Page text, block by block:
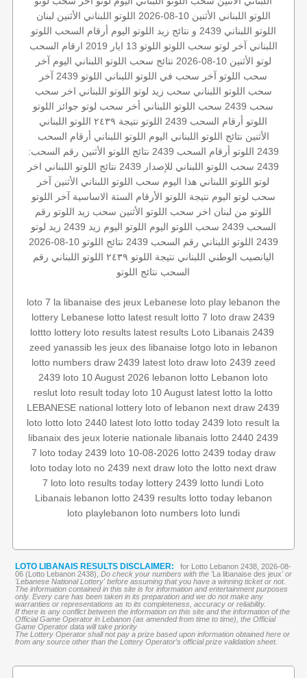
اللوتو اللبناني الأثنين 10-08-2026
اللوتو اللبناني الأثنين لبنان
اللوتو اللبناني 2439 و نتائج زيد
اللوتو اليوم أرقام السحب اللوتو
اللبناني آخر لوتو سحب اللوتو اللوتو 13 ايار 2019
ارقام السحب
لوتو الأثنين 10-08-2026
نتائج سحب اللوتو اللبناني اليوم آخر
سحب اللوتو آخر سحب في اللوتو اللبناني اللوتو 2439
آخر
سحب اللوتو اللبناني سحب زيد لوتو اللوتو اللبناني اخر سحب
سحب 2439
سحب اللوتو اللبناني أخر سحب لوتو جوائز اللوتو
اللوتو أرقام السحب 2439
اللوتو نتيجة ٢٤٣٩
اللوتو اللبناني
الأثنين نتائج اللوتو اللبناني اليوم اللوتو اللبناني أرقام السحب
2439 اللوتو أرقام السحب 2439 نتائج اللوتو الأثنين رقم السحب:
2439 سحب اللوتو اللبناني للإصدار 2439 نتائج اللوتو اللبناني اخر
لوتو اللوتو اللبناني هذا اليوم سحب اللوتو اللبناني الأثنين آخر
سحب لوتو اليوم نتيجة اللوتو الأرقام الستة الاساسية آخر اللوتو
اللوتو من لبنان اخر سحب اللوتو الأثنين سحب زيد اللوتو رقم
السحب 2439
سحب اللوتو اليوم اللوتو اليوم زيد 2439 زيد لوتو
2439 اللوتو اللبناني رقم السحب 2439
نتائج اللوتو 10-08-2026
اليانصيب الوطني اللبناني نتيجة اللوتو ٢٤٣٩
اللوتو اللبناني رقم
السحب نتائج اللوتو
loto 7 la libanaise des jeux Lebanese loto play lebanon the
lottery Lebanese lotto latest result lotto 7 loto draw 2439
lottto lottery loto results latest results Loto Libanais 2439
zeed yanassib les jeux des libanaise lotgo loto in lebanon
lotto numbers draw 2439 latest loto draw loto 2439 zeed
2439 loto 10 August 2026 lebanon lotto Lebanon loto
reslut loto result today loto 10 August latest lotto la lotto
LEBANESE national lottery loto of lebanon next draw 2439
loto lotto loto 2440 latest loto lotto today 2439 loto result la
libanaix des jeux loterie nationale libanais lotto 2440 2439
7 loto today 2439 loto 10-08-2026 lotto 2439 today draw
loto today loto no 2439 next draw loto the lotto next draw
7 loto loto results today lottery 2439 lotto lundi Loto
Libanais lebanon lotto 2439 results lotto today lebanon
loto playlebanon loto numbers loto lundi
LOTO LIBANAIS RESULTS DISCLAIMER:
for Lotto Lebanon 2438, 2026-08-
06 (Lotto Lebanon 2438), Do check your numbers with the 'La libanaise des jeux' or
'Lebanese National Lottery' before assuming that you have a winning ticket or not.
The information contained in this site is for information and entertainment purposes
only. Every care has been taken in its preparation and we do not make any
warranties or representations as to its completeness, accuracy or reliability.
If there is any conflict between the information on this site and the information of the
Official Game Operator in Lebanon (as amended from time to time), the Official
Game Operator data will take priority
The Lottery Operator shall not pay a prize based upon information obtained here or
from any source other than the Lottery Operator’s official prize validation sheet.